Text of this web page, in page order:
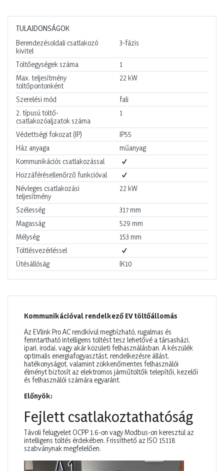
TULAJDONSÁGOK
Berendezésoldali csatlakozó
kivitel
3-fázis
Töltőegységek száma
1
Max. teljesítmény
töltőpontonként
22 kW
Szerelési mód
fali
2. típusú töltő-
csatlakozóaljzatok száma
1
Védettségi fokozat (IP)
IP55
Ház anyaga
műanyag
Kommunikációs csatlakozással
Hozzáférésellenőrző funkcióval
Névleges csatlakozási
teljesítmény
22 kW
Szélesség 317 mm
Magasság
529 mm
Mélység
153 mm
Töltlésvezérléssel
Ütésállóság
IK10
Kommunikációval rendelkező EV töltőállomás
Az EVlink Pro AC rendkívül megbízható, rugalmas és
fenntartható intelligens töltést tesz lehetővé a társasházi,
ipari, irodai, vagy akár közületi felhasználásban. A készülék
optimalis energiafogyasztást, rendelkezésre állást,
hatékonyságot, valamint zökkenőmentes felhasználói
élményt biztosít az elektromos járműtöltők telepítői, kezelői
és felhasználói számára egyaránt.
Előnyök:
Fejlett csatlakoztathatóság
Távoli felügyelet OCPP 1.6-on vagy Modbus-on keresztül az
intelligens töltés érdekében. Frissíthető az ISO 15118
szabványnak megfelelően.